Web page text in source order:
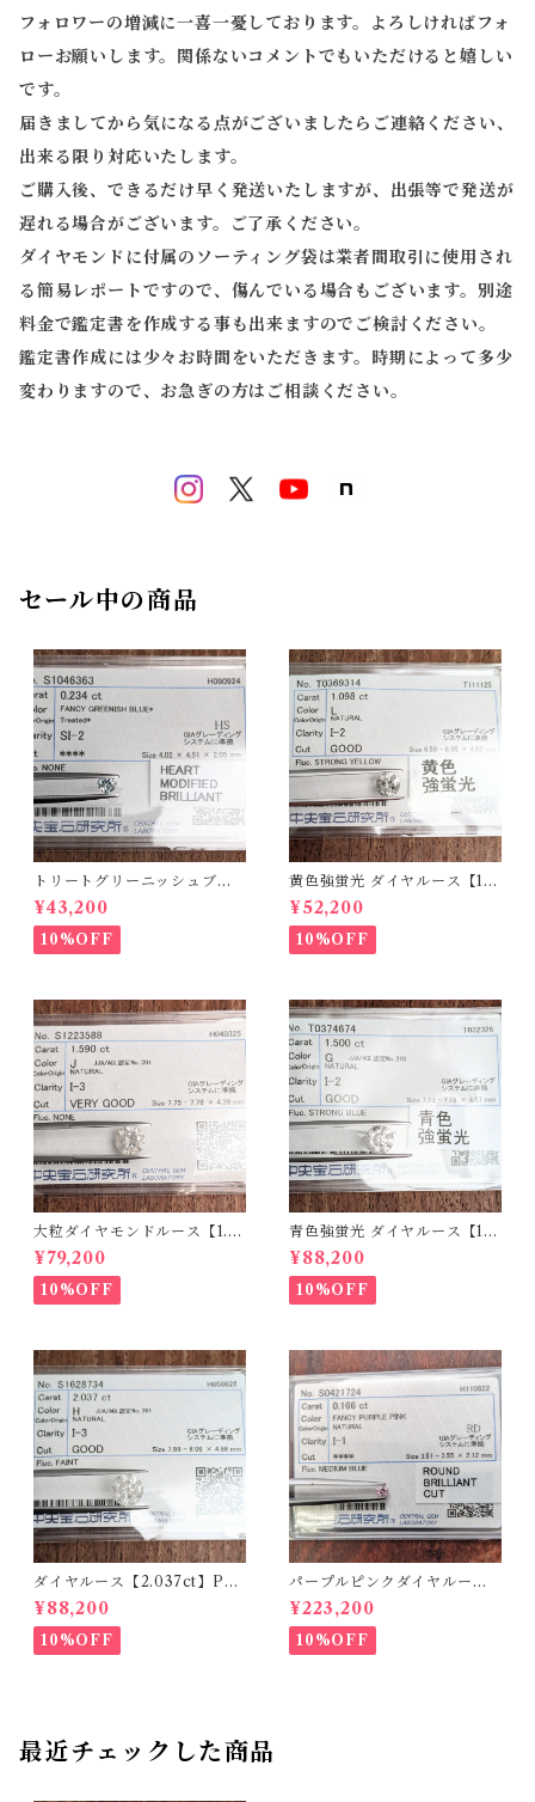
フォロワーの増減に一喜一憂しております。よろしければフォ
ローお願いします。関係ないコメントでもいただけると嬉しい
です。
届きましてから気になる点がございましたらご連絡ください、
出来る限り対応いたします。
ご購入後、できるだけ早く発送いたしますが、出張等で発送が
遅れる場合がございます。ご了承ください。
ダイヤモンドに付属のソーティング袋は業者間取引に使用され
る簡易レポートですので、傷んでいる場合もございます。別途
料金で鑑定書を作成する事も出来ますのでご検討ください。
鑑定書作成には少々お時間をいただきます。時期によって多少
変わりますので、お急ぎの方はご相談ください。
セール中の商品
トリートグリーニッシュブル
ーダイヤルース【0.234ct】P
RO206812
¥43,200
10%OFF
黄色強蛍光 ダイヤルース【1.0
98ct】PRO208215
¥52,200
10%OFF
大粒ダイヤモンドルース【1.5
90ct】PRO207355
¥79,200
10%OFF
青色強蛍光 ダイヤルース【1.5
00ct】PRO208926
¥88,200
10%OFF
ダイヤルース【2.037ct】PR
O208851
¥88,200
10%OFF
パープルピンクダイヤルース
【0.166ct】PRO204575
¥223,200
10%OFF
最近チェックした商品